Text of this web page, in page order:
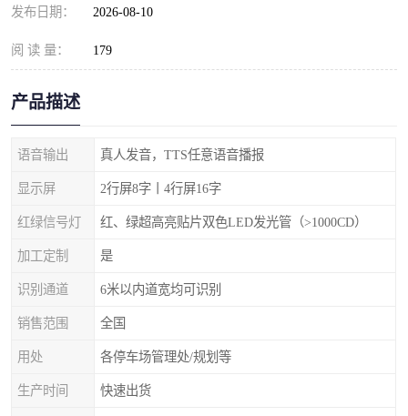
发布日期： 2026-08-10
阅 读 量： 179
产品描述
语音输出 真人发音，TTS任意语音播报
显示屏 2行屏8字丨4行屏16字
红绿信号灯 红、绿超高亮贴片双色LED发光管（>1000CD）
加工定制 是
识别通道 6米以内道宽均可识别
销售范围 全国
用处 各停车场管理处/规划等
生产时间 快速出货